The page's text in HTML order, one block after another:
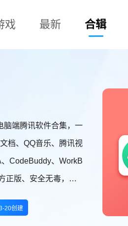
戏 最新 合辑
脑端腾讯软件合集，一
档、QQ音乐、腾讯视
CodeBuddy、WorkB
正版、安全无毒，并
20创建